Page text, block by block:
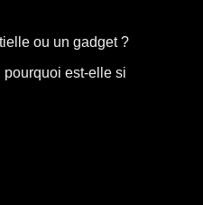
ou un gadget ?
est-elle si